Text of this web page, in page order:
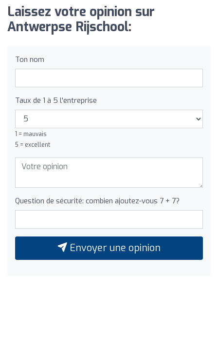
Laissez votre opinion sur
Antwerpse Rijschool:
Ton nom
Taux de 1 à 5 l'entreprise
1 = mauvais
5 = excellent
Question de sécurité: combien ajoutez-vous 7 + 7?
Envoyer une opinion